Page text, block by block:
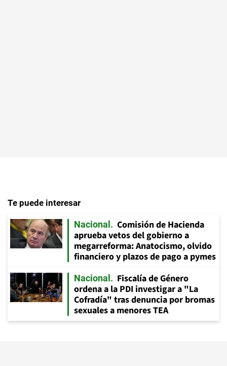
Te puede interesar
Nacional
Comisión de Hacienda
aprueba vetos del gobierno a
megarreforma: Anatocismo, olvido
financiero y plazos de pago a pymes
Nacional
Fiscalía de Género
ordena a la PDI investigar a "La
Cofradía" tras denuncia por bromas
sexuales a menores TEA